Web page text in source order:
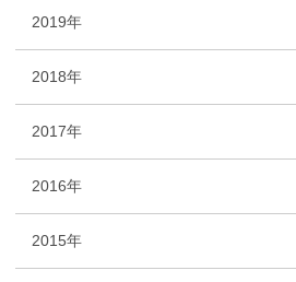
2019年
2018年
2017年
2016年
2015年